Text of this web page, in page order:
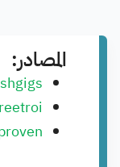
المصادر: